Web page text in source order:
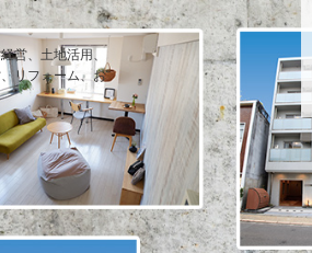
営、土地活用、
リフォーム、お